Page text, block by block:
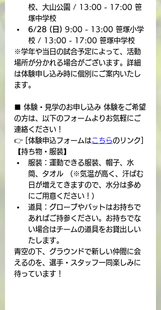
校、大山公園 / 13:00 - 17:00 笹
塚中学校
6/28 (日) 9:00 - 13:00 笹塚小学
校 / 13:00 - 17:00 笹塚中学校
※学年や当日の試合予定によって、活動
場所が分かれる場合がございます。詳細
は体験申し込み時に個別にご案内いたし
ます。
■ 体験・見学のお申し込み 体験をご希望
の方は、以下のフォームよりお気軽にご
連絡ください！
👉 [体験申込フォームはこちらのリンク]
【持ち物・服装】
服装：運動できる服装、帽子、水
筒、タオル （※気温が高く、汗ばむ
日が増えてきますので、水分は多め
にご用意ください！）
道具：グローブやバットはお持ちで
あればご持参ください。お持ちでな
い場合はチームの道具をお貸出しい
たします。
青空の下、グラウンドで新しい仲間に会
えるのを、選手・スタッフ一同楽しみに
待っています！